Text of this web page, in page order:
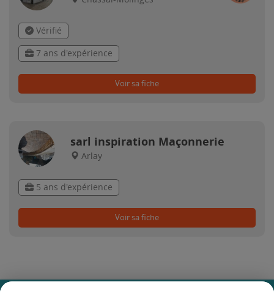
Vérifié
7 ans d'expérience
Voir sa fiche
sarl inspiration Maçonnerie
Arlay
5 ans d'expérience
Voir sa fiche